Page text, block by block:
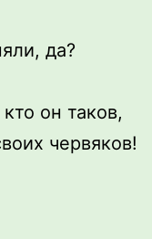
да?
он таков,
червяков!